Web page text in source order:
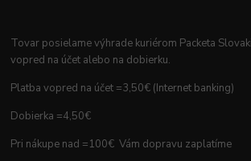
Tovar posielame výhrade kuriérom Packeta
vopred na účet alebo na dobierku.
Platba vopred na účet =3,50€ (Internet banking)
Dobierka =4,50€
Pri nákupe nad =100€ Vám dopravu zaplatíme